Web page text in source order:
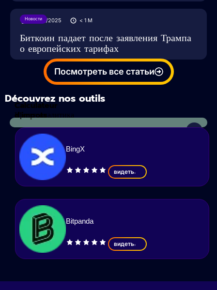
Новости
24/05/2025 < 1 M
Биткоин падает после заявления Трампа
о европейских тарифах
Посмотреть все статьи
Découvrez nos outils
Calculateur
d'impots
Криптоаналитика
BingX
видеть
Bitpanda
видеть